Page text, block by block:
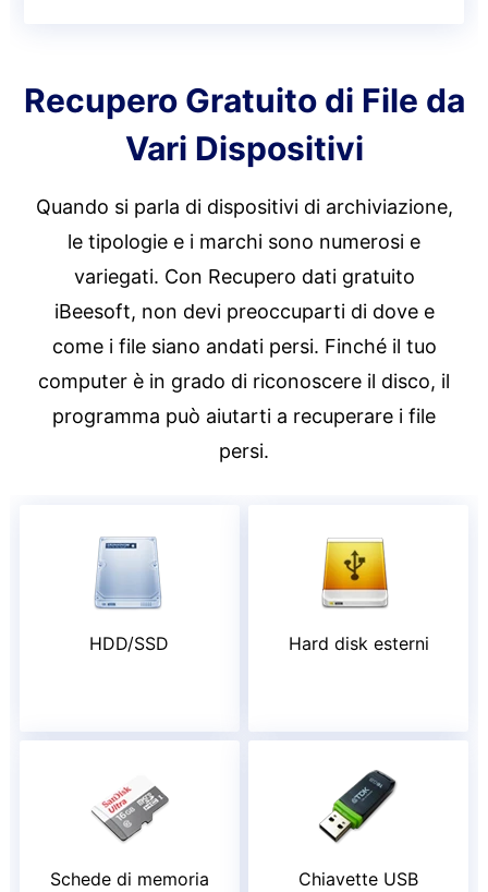
Recupero Gratuito di File da
Vari Dispositivi
Quando si parla di dispositivi di archiviazione,
le tipologie e i marchi sono numerosi e
variegati. Con Recupero dati gratuito
iBeesoft, non devi preoccuparti di dove e
come i file siano andati persi. Finché il tuo
computer è in grado di riconoscere il disco, il
programma può aiutarti a recuperare i file
persi.
HDD/SSD Hard disk esterni
Schede di memoria Chiavette USB